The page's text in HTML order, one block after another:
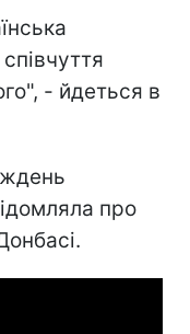
- йдеться в
про